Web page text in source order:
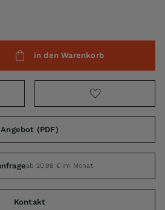
in den Warenkorb
Angebot (PDF)
ab 20,98 € im Monat
Kontakt